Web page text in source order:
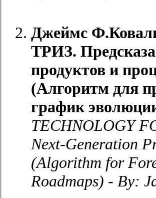
Джеймс
ТРИЗ.
продуктов и
(Алгоритм для
график
TECHNOLOGY
Next-Generation
(Algorithm for
Roadmaps) - By: